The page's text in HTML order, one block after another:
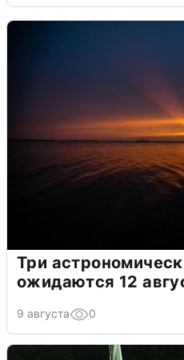
Три
ожидаются 12
9 августа 0